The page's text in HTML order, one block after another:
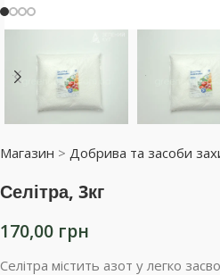
Магазин > Добрива та засоби
Селітра, 3кг
170,00 грн
Селітра містить азот у легко